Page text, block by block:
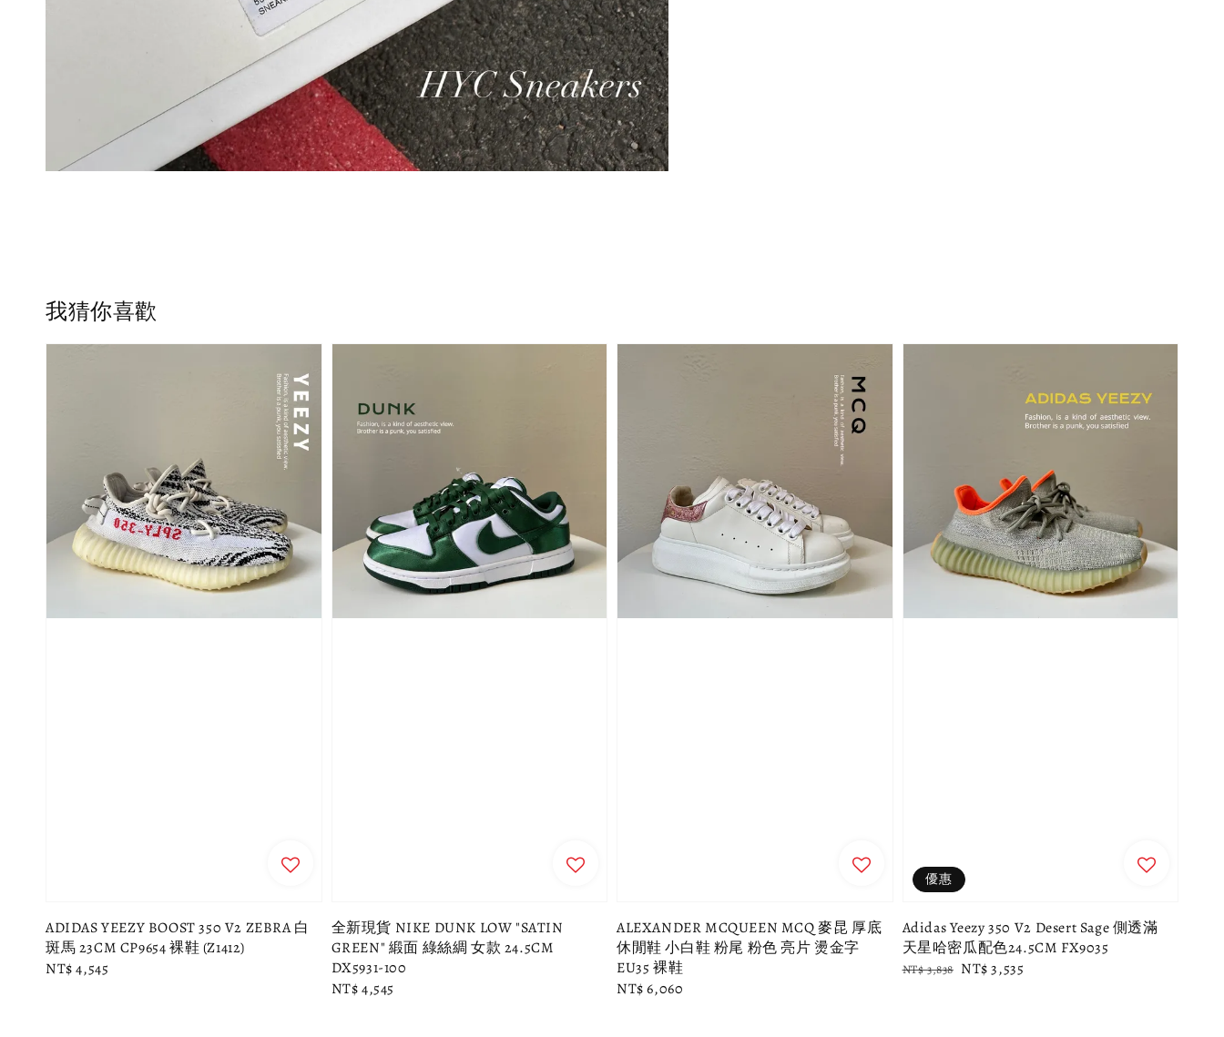
我猜你喜歡
ADIDAS YEEZY BOOST 350 V2 ZEBRA 白
斑馬 23CM CP9654 裸鞋 (Z1412)
Regular
NT$ 4,545
全新現貨 NIKE DUNK LOW "SATIN
GREEN" 緞面 綠絲綢 女款 24.5CM
DX5931-100
Regular
NT$ 4,545
ALEXANDER MCQUEEN MCQ 麥昆 厚底
休閒鞋 小白鞋 粉尾 粉色 亮片 燙金字
EU35 裸鞋
Regular
NT$ 6,060
優惠
Adidas Yeezy 350 V2 Desert Sage 側透滿
天星哈密瓜配色24.5CM FX9035
Regular
NT$ 3,838 Sale
NT$ 3,535